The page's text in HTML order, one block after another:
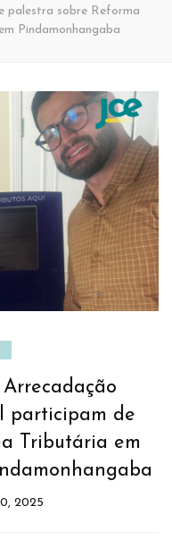
palestra sobre Reforma
Pindamonhangaba
participam de
Tributária em
2025